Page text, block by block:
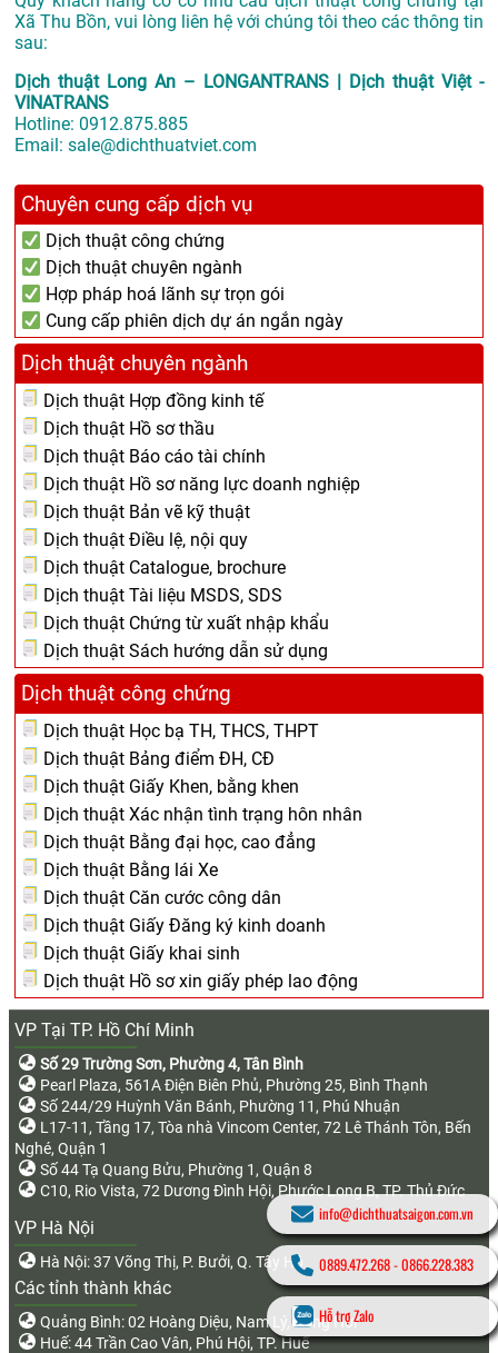
Xã Thu Bồn, vui lòng liên hệ với chúng tôi theo các thông tin
sau:
Dịch thuật Long An – LONGANTRANS | Dịch thuật Việt -
VINATRANS
Hotline: 0912.875.885
Email: sale@dichthuatviet.com
Chuyên cung cấp dịch vụ
Dịch thuật công chứng
Dịch thuật chuyên ngành
Hợp pháp hoá lãnh sự trọn gói
Cung cấp phiên dịch dự án ngắn ngày
Dịch thuật chuyên ngành
Dịch thuật Hợp đồng kinh tế
Dịch thuật Hồ sơ thầu
Dịch thuật Báo cáo tài chính
Dịch thuật Hồ sơ năng lực doanh nghiệp
Dịch thuật Bản vẽ kỹ thuật
Dịch thuật Điều lệ, nội quy
Dịch thuật Catalogue, brochure
Dịch thuật Tài liệu MSDS, SDS
Dịch thuật Chứng từ xuất nhập khẩu
Dịch thuật Sách hướng dẫn sử dụng
Dịch thuật công chứng
Dịch thuật Học bạ TH, THCS, THPT
Dịch thuật Bảng điểm ĐH, CĐ
Dịch thuật Giấy Khen, bằng khen
Dịch thuật Xác nhận tình trạng hôn nhân
Dịch thuật Bằng đại học, cao đẳng
Dịch thuật Bằng lái Xe
Dịch thuật Căn cước công dân
Dịch thuật Giấy Đăng ký kinh doanh
Dịch thuật Giấy khai sinh
Dịch thuật Hồ sơ xin giấy phép lao động
VP Tại TP. Hồ Chí Minh
Số 29 Trường Sơn, Phường 4, Tân Bình
Pearl Plaza, 561A Điện Biên Phủ, Phường 25, Bình Thạnh
Số 244/29 Huỳnh Văn Bánh, Phường 11, Phú Nhuận
L17-11, Tầng 17, Tòa nhà Vincom Center, 72 Lê Thánh Tôn, Bến
Nghé, Quận 1
Số 44 Tạ Quang Bửu, Phường 1, Quận 8
C10, Rio Vista, 72 Dương Đình Hội, Phước Long B, TP. Thủ Đức
VP Hà Nội
Hà Nội: 37 Võng Thị, P. Bưởi, Q. Tây Hồ
Các tỉnh thành khác
Quảng Bình: 02 Hoàng Diệu, Nam Lý, Đồng Hới
Huế: 44 Trần Cao Vân, Phú Hội, TP. Huế
info@dichthuatsaigon.com.vn
0889.472.268-0866.228.383
Hỗ trợ Zalo